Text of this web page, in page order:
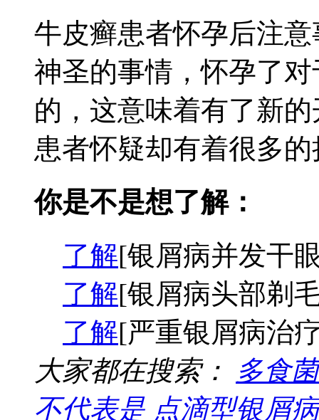
牛皮癣患者怀孕后注
神圣的事情，怀孕了
的，这意味着有了新
患者怀疑却有着很多
你是不是想了解：
了解[银屑病并发干
了解[银屑病头部剃
了解[严重银屑病治
大家都在搜索：
多食
不代表是 点滴型银屑